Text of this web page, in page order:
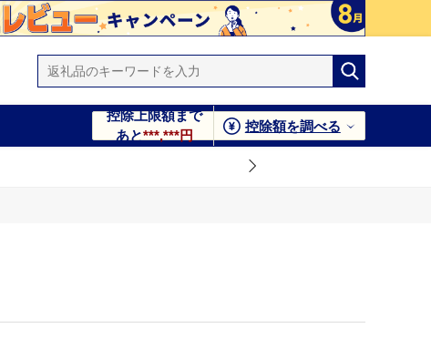
控除上限額まで
あと***,***円
控除額を調べる